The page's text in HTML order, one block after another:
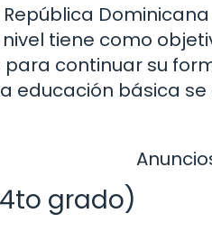
tiene como
continuar su
educación básica
grado)